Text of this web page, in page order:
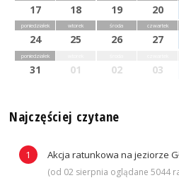
17 18 19 20
poniedziałek
24
wtorek
25
środa
26
czwartek
27
poniedziałek
31 01 02 03
Najczęściej czytane
Akcja ratunkowa na jeziorze
(od 02 sierpnia oglądane 5044